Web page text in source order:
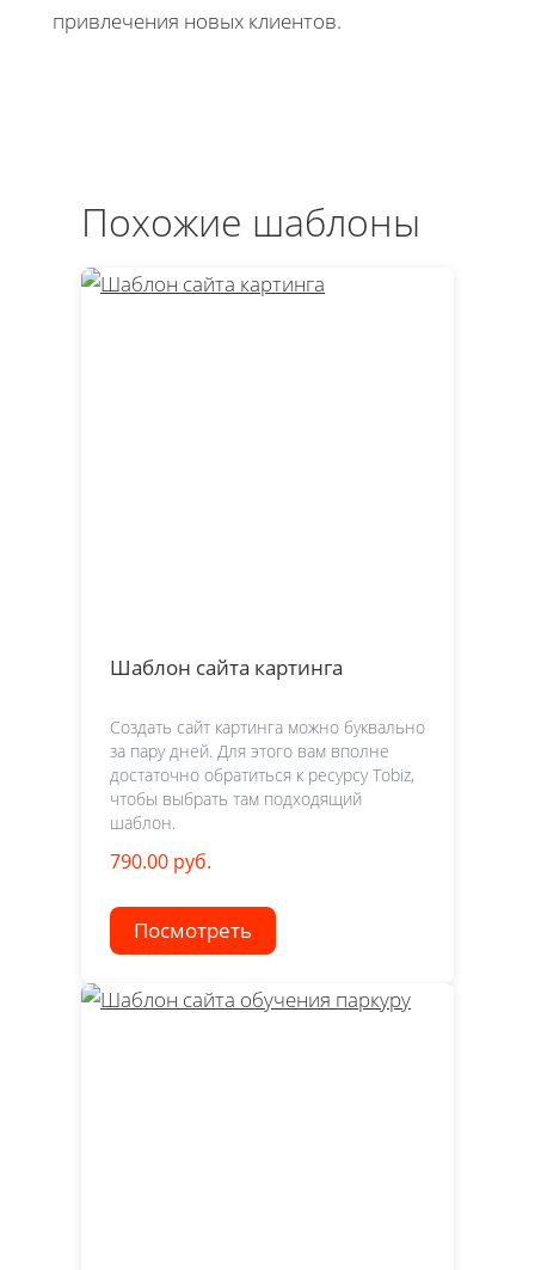
привлечения новых клиентов.
Похожие шаблоны
Шаблон сайта картинга
Создать сайт картинга можно буквально
за пару дней. Для этого вам вполне
достаточно обратиться к ресурсу Tobiz,
чтобы выбрать там подходящий
шаблон.
790.00 руб.
Посмотреть